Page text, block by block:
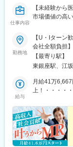
仕事内容
【未経験から
市場価値の高
勤務地
【U・Iターン
会社全額負担
ア9F■勤務エ
田・岩手・山
海：愛知・岐
近畿：大阪・
（10）九州：
縄※勤務地限定
希望を考慮し
ん。※変更の範
【最寄り駅】
東銀座駅、江
給与
月給41万
上！・・・・
過分は別途全
収600万円以上
円＋各種手当※
含みます。※超
度年収は700